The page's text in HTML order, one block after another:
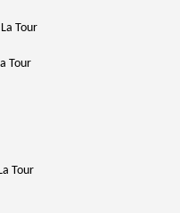
Tour
Tour
Tour